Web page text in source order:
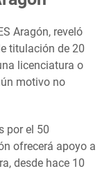
Aragón, reveló
titulación de 20
licenciatura o
motivo no
por el 50
ofrecerá apoyo a
desde hace 10